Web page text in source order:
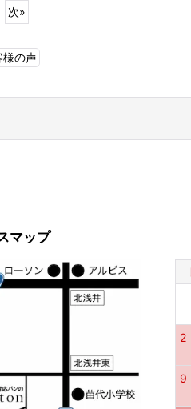
次»
様の声
マップ
2
9